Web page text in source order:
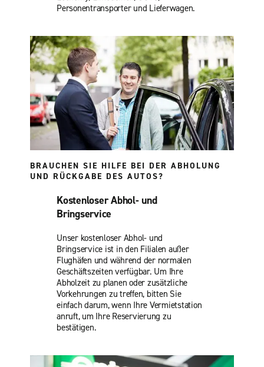
Personentransporter und Lieferwagen.
BRAUCHEN SIE HILFE BEI DER ABHOLUNG
UND RÜCKGABE DES AUTOS?
Kostenloser Abhol- und
Bringservice
Unser kostenloser Abhol- und
Bringservice ist in den Filialen außer
Flughäfen und während der normalen
Geschäftszeiten verfügbar. Um Ihre
Abholzeit zu planen oder zusätzliche
Vorkehrungen zu treffen, bitten Sie
einfach darum, wenn Ihre Vermietstation
anruft, um Ihre Reservierung zu
bestätigen.